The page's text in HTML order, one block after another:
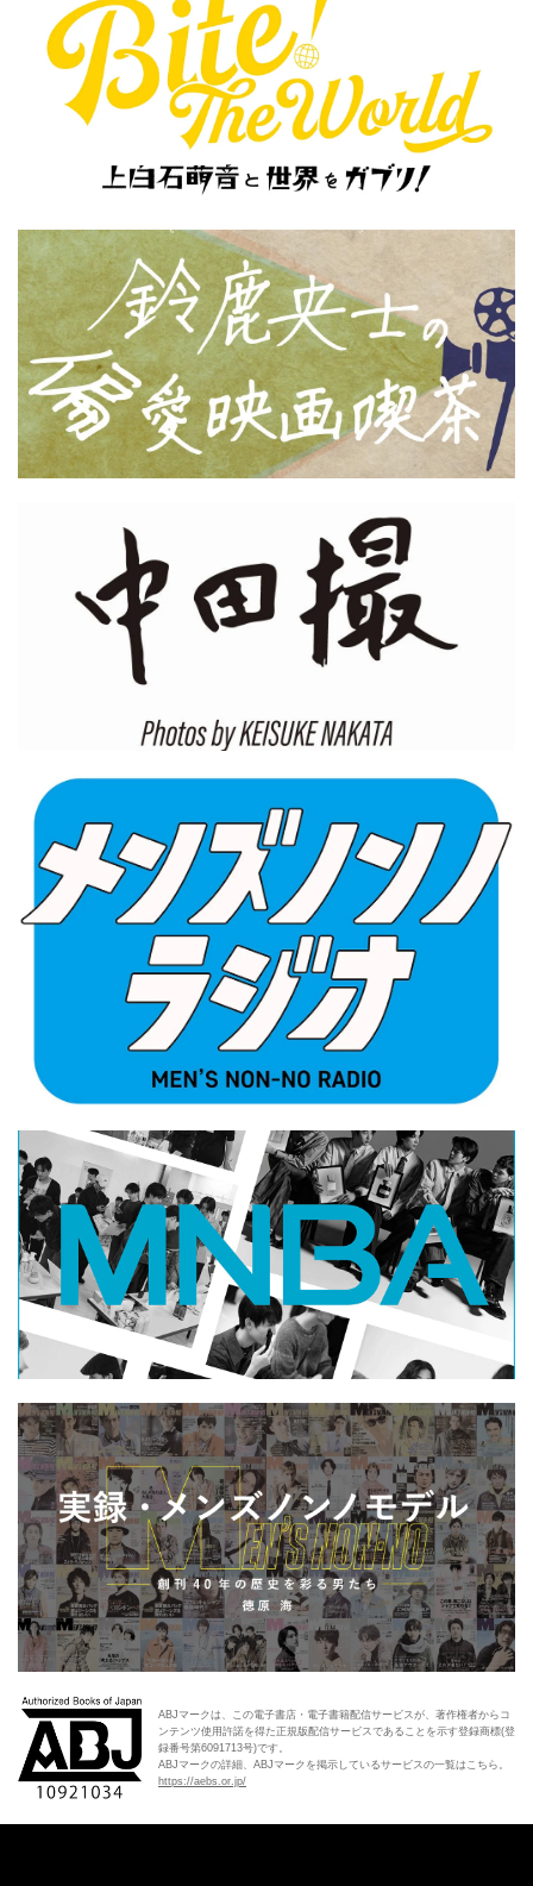
ABJマークは、この電子書店・電子書籍配信サービスが、著作権者からコ
ンテンツ使用許諾を得た正規版配信サービスであることを示す登録商標(登
録番号第6091713号)です。
ABJマークの詳細、ABJマークを掲示しているサービスの一覧はこちら。
https://aebs.or.jp/